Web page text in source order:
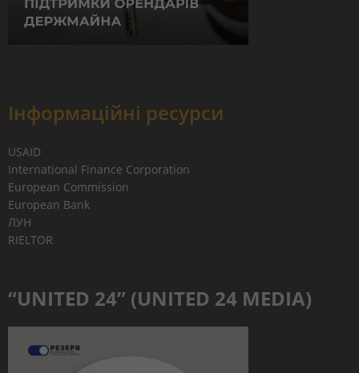
Інформаційні ресурси
USAID
International Finance Corporation
European Commission
European Bank
ЛУН
RIELTOR
“UNITED 24” (UNITED 24 MEDIA)